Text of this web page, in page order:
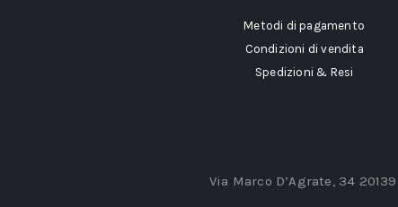
Metodi di pagamento
Condizioni di vendita
Spedizioni & Resi
Via Marco D’Agrate, 34